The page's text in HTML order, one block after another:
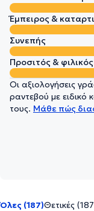
Έμπειρος &
Συνεπής
Προσιτός & φιλικός
Οι αξιολογήσεις
ραντεβού με ειδικό
τους. Μάθε πώς
Όλες (187)Θετικές